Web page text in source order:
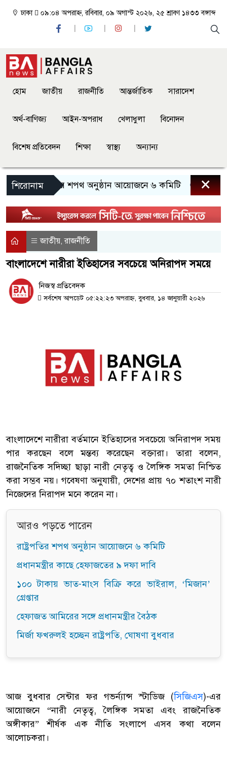
ঢাকা ০৯:০৪ অপরাহ্ন, রবিবার, ০৯ অগাস্ট ২০২৬, ২৫ শ্রাবণ ১৪৩৩ বঙ্গাব্দ
হোম জাতীয় রাজনীতি আন্তর্জাতিক সারাদেশ
অর্থ-বাণিজ্য আইন-অপরাধ খেলাধুলা বিনোদন
বিশেষ প্রতিবেদন শিক্ষা স্বাস্থ্য অন্যান্য
শিরোনাম
রাষ্ট্রপতির শপথ অনুষ্ঠান আয়োজনে ৬ কমিটি ×
জাতীয়,রাজনীতি
বাংলাদেশে নারীরা ইতিহাসের সবচেয়ে অনিরাপদ সময়ে
নিজস্ব প্রতিবেদক
সর্বশেষ আপডেট ০৫:২২:২৩ অপরাহ্ন, বুধবার, ১৪ জানুয়ারী ২০২৬
বাংলাদেশে নারীরা বর্তমানে ইতিহাসের সবচেয়ে অনিরাপদ সময়
পার করছেন বলে মন্তব্য করেছেন বক্তারা। তারা বলেন,
রাজনৈতিক সদিচ্ছা ছাড়া নারী নেতৃত্ব ও লৈঙ্গিক সমতা নিশ্চিত
করা সম্ভব নয়। গবেষণা অনুযায়ী, দেশের প্রায় ৭০ শতাংশ নারী
নিজেদের নিরাপদ মনে করেন না।
আরও পড়তে পারেন
রাষ্ট্রপতির শপথ অনুষ্ঠান আয়োজনে ৬ কমিটি
প্রধানমন্ত্রীর কাছে হেফাজতের ৯ দফা দাবি
১০০ টাকায় ভাত-মাংস বিক্রি করে ভাইরাল, ‘মিজান’
গ্রেপ্তার
হেফাজত আমিরের সঙ্গে প্রধানমন্ত্রীর বৈঠক
মির্জা ফখরুলই হচ্ছেন রাষ্ট্রপতি, ঘোষণা বুধবার
আজ বুধবার সেন্টার ফর গভর্ন্যান্স স্টাডিজ (সিজিএস)-এর
আয়োজনে “নারী নেতৃত্ব, লৈঙ্গিক সমতা এবং রাজনৈতিক
অঙ্গীকার” শীর্ষক এক নীতি সংলাপে এসব কথা বলেন
আলোচকরা।